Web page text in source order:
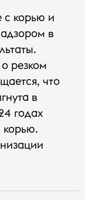
с корью и
в
резком
что
в
годах
корью.